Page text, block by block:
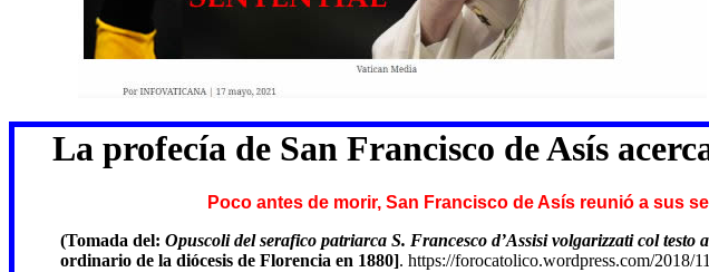
La profecía de San Francisco de Asís
Poco antes de morir, San Francisco de Asís reunió a sus
(Tomada del: Opuscoli del serafico patriarca S. Francesco d’Assisi volgarizzati col
ordinario de la diócesis de Florencia en 1880]. https://forocatolico.wordpress.com/2018/